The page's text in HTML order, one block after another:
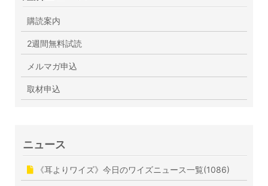
購読案内
2週間無料試読
メルマガ申込
取材申込
ニュース
《耳よりワイズ》今日のワイズニュース一覧(1086)